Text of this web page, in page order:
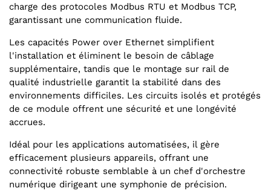
charge des protocoles Modbus RTU et Modbus TCP,
garantissant une communication fluide.
Les capacités Power over Ethernet simplifient
l'installation et éliminent le besoin de câblage
supplémentaire, tandis que le montage sur rail de
qualité industrielle garantit la stabilité dans des
environnements difficiles. Les circuits isolés et protégés
de ce module offrent une sécurité et une longévité
accrues.
Idéal pour les applications automatisées, il gère
efficacement plusieurs appareils, offrant une
connectivité robuste semblable à un chef d'orchestre
numérique dirigeant une symphonie de précision.